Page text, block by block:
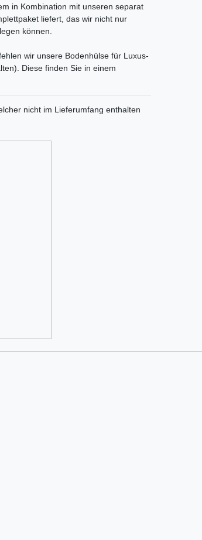
in Kombination mit unseren separat
liefert, das wir nicht nur
können.
wir unsere Bodenhülse für Luxus-
Diese finden Sie in einem
nicht im Lieferumfang enthalten